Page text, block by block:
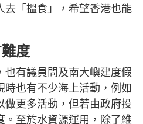
去「搵食」，希望香港也能
度
也有議員問及南大嶼建度假
也有不少海上活動，例如
做更多活動，但若由政府投
。至於水資源運用，除了維